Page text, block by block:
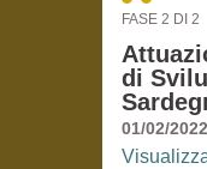
FASE 2 DI 2
di
01/02/